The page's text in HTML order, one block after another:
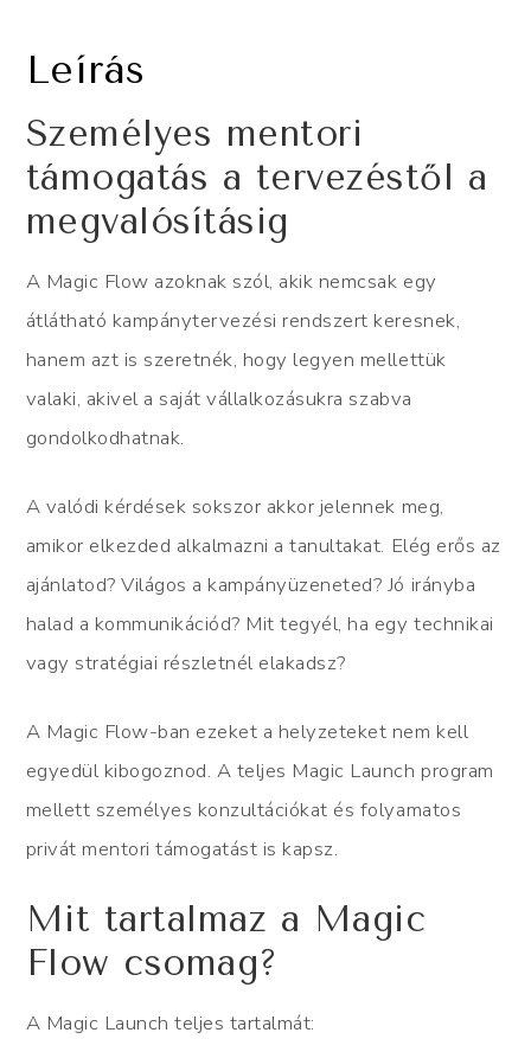
Leírás
Személyes mentori
támogatás a tervezéstől a
megvalósításig
A Magic Flow azoknak szól, akik nemcsak egy
átlátható kampánytervezési rendszert keresnek,
hanem azt is szeretnék, hogy legyen mellettük
valaki, akivel a saját vállalkozásukra szabva
gondolkodhatnak.
A valódi kérdések sokszor akkor jelennek meg,
amikor elkezded alkalmazni a tanultakat. Elég erős az
ajánlatod? Világos a kampányüzeneted? Jó irányba
halad a kommunikációd? Mit tegyél, ha egy technikai
vagy stratégiai részletnél elakadsz?
A Magic Flow-ban ezeket a helyzeteket nem kell
egyedül kibogoznod. A teljes Magic Launch program
mellett személyes konzultációkat és folyamatos
privát mentori támogatást is kapsz.
Mit tartalmaz a Magic
Flow csomag?
A Magic Launch teljes tartalmát: